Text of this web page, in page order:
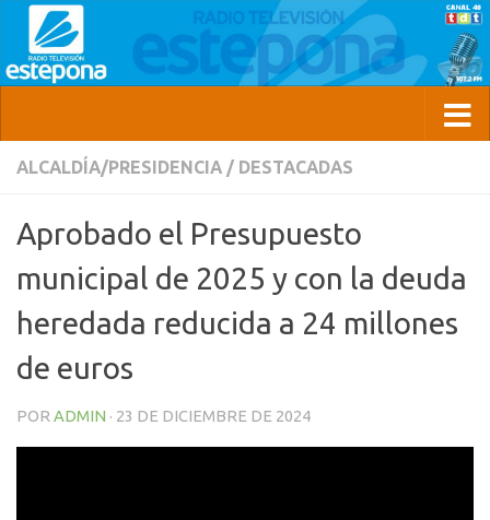
ALCALDÍA/PRESIDENCIA / DESTACADAS
Aprobado el Presupuesto
municipal de 2025 y con la deuda
heredada reducida a 24 millones
de euros
POR ADMIN · 23 DE DICIEMBRE DE 2024